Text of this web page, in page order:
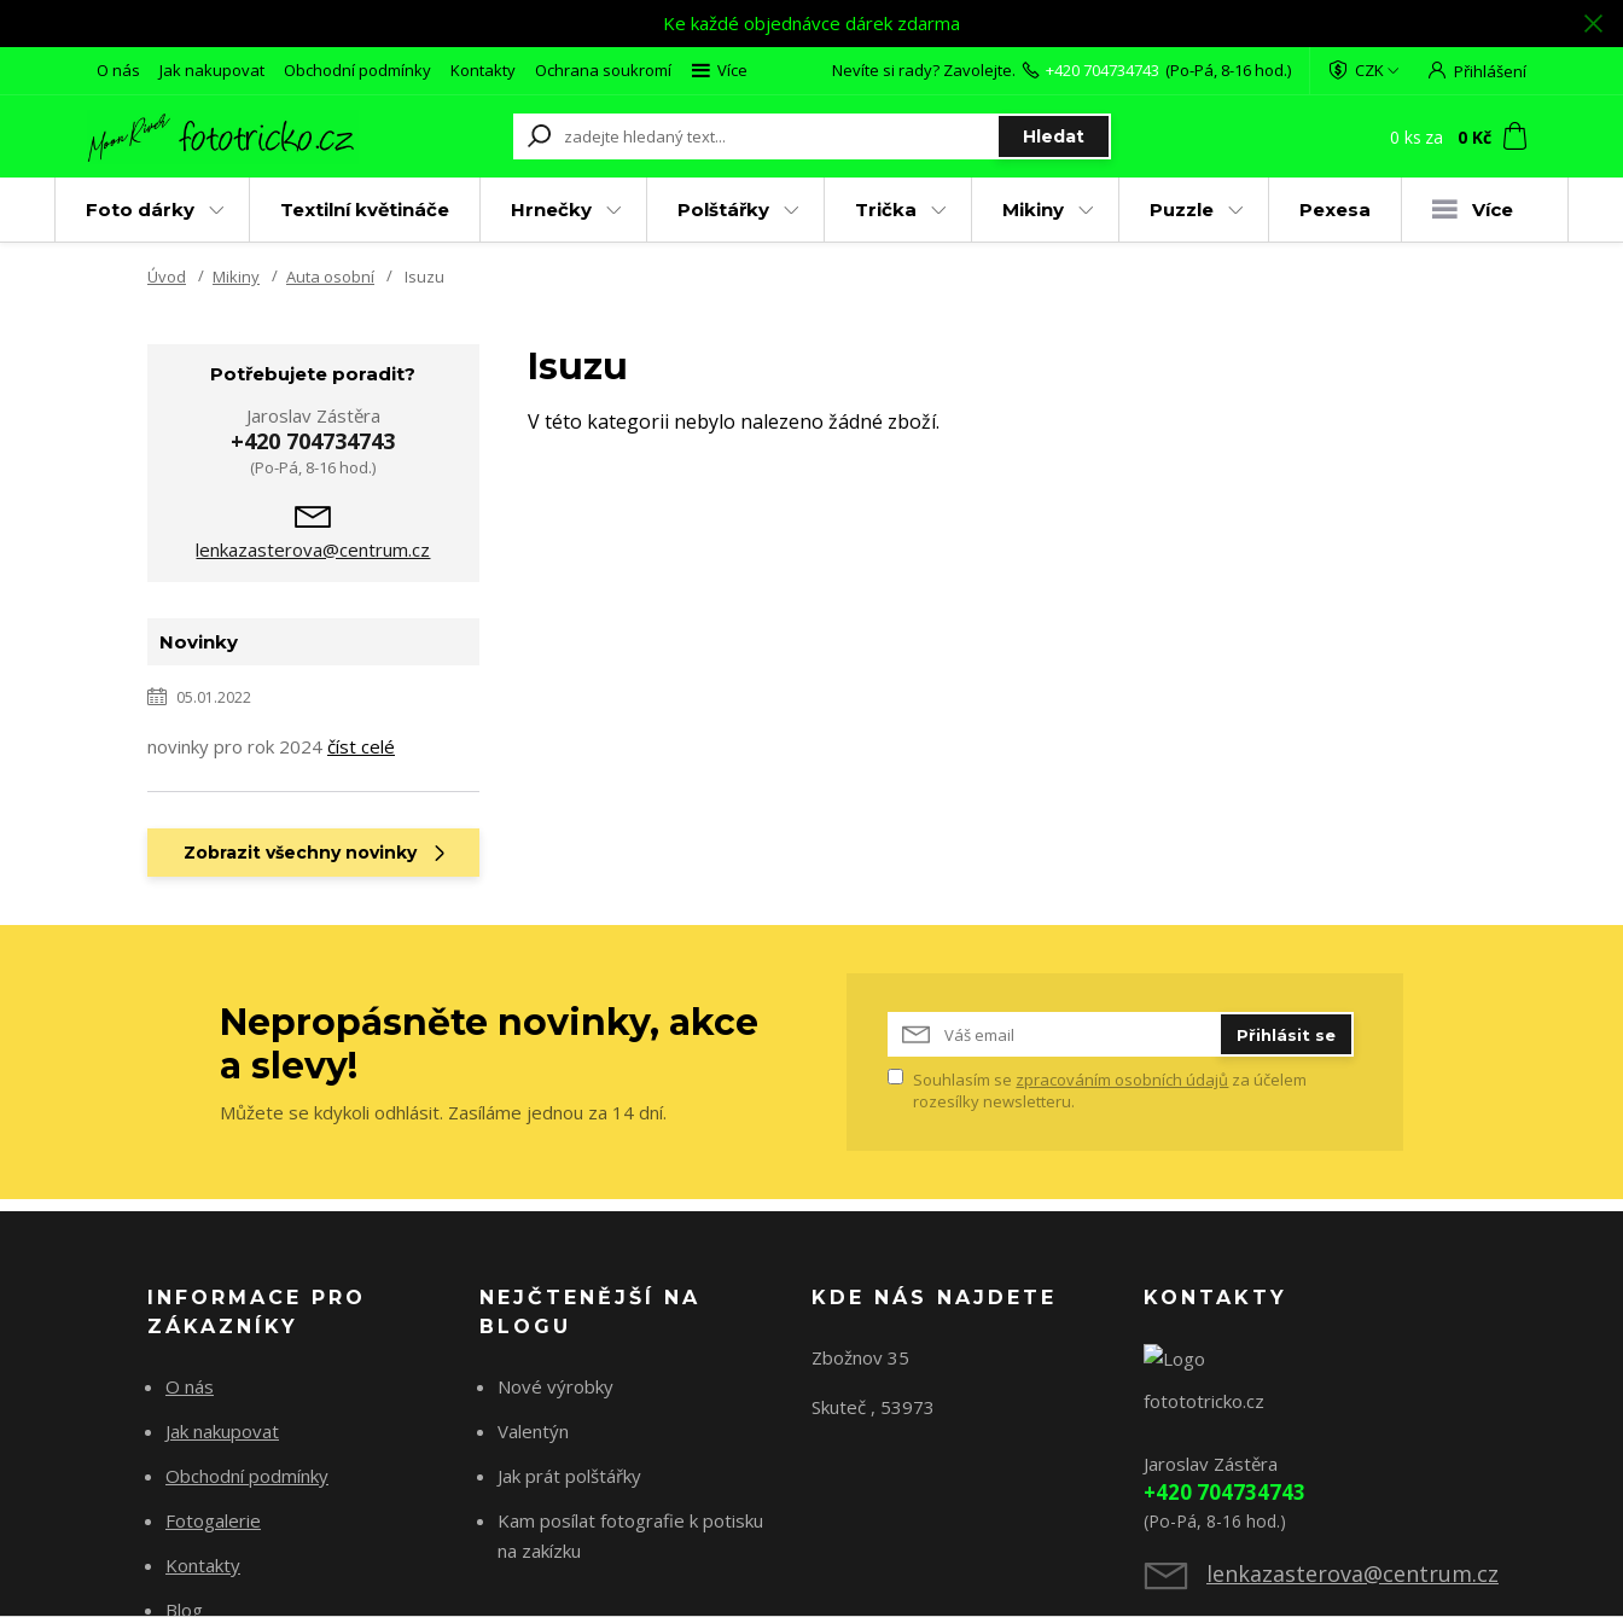
Ke každé objednávce dárek zdarma
O nás Jak nakupovat Obchodní podmínky Kontakty Ochrana soukromí Více CZK Přihlášení
Hledat
Nevíte si rady? Zavolejte. +420 704734743 (Po-Pá, 8-16 hod.)
0 ks za 0 Kč
Foto dárky Textilní květináče Hrnečky Polštářky Trička Mikiny Puzzle Pexesa Více
Úvod Mikiny Auta osobní Isuzu
Isuzu
V této kategorii nebylo nalezeno žádné zboží.
Potřebujete poradit?
Jaroslav Zástěra
+420 704734743
(Po-Pá, 8-16 hod.)
lenkazasterova@centrum.cz
Novinky
05.01.2022
novinky pro rok 2024 číst celé
Zobrazit všechny novinky
Nepropásněte novinky, akce
a slevy!
Můžete se kdykoli odhlásit. Zasíláme jednou za 14 dní.
Přihlásit se
Souhlasím se zpracováním osobních údajů za účelem
rozesílky newsletteru.
INFORMACE PRO
ZÁKAZNÍKY
O nás
Jak nakupovat
Obchodní podmínky
Fotogalerie
Kontakty
Blog
NEJČTENĚJŠÍ NA
BLOGU
Nové výrobky
Valentýn
Jak prát polštářky
Kam posílat fotografie k potisku
na zakízku
KDE NÁS NAJDETE
Zbožnov 35
Skuteč , 53973
KONTAKTY
fotototricko.cz
Jaroslav Zástěra
+420 704734743
(Po-Pá, 8-16 hod.)
lenkazasterova@centrum.cz